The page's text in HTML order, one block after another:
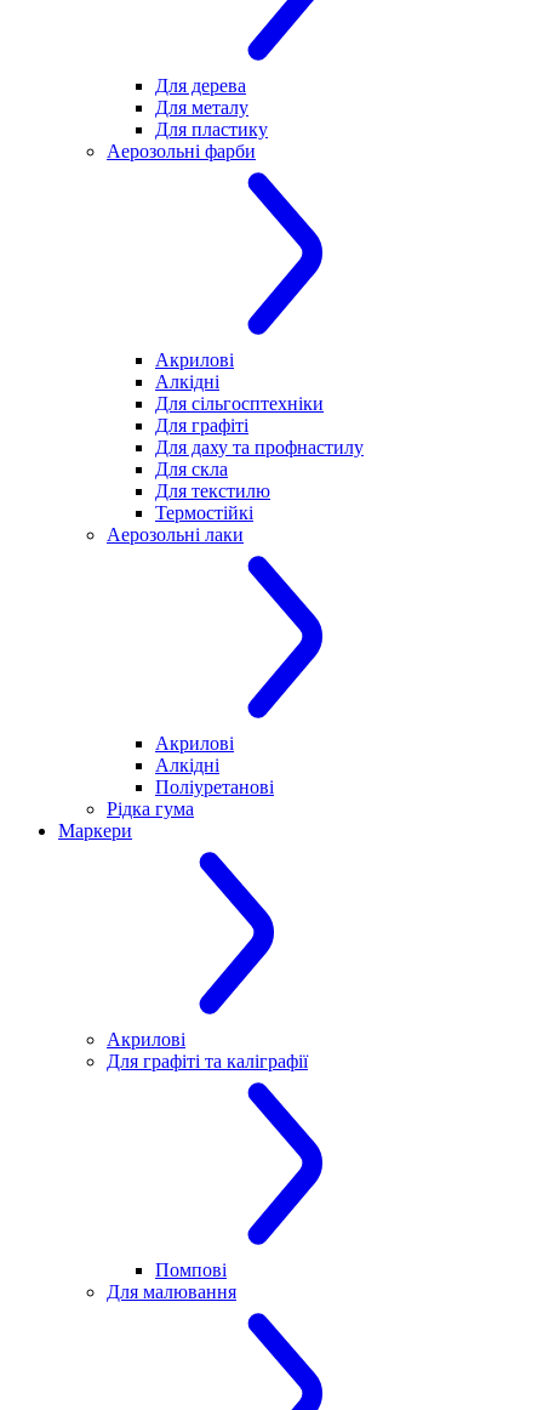
Для дерева
Для металу
Для пластику
Аерозольні фарби
Акрилові
Алкідні
Для cільгосптехніки
Для графіті
Для даху та профнастилу
Для скла
Для текстилю
Термостійкі
Аерозольні лаки
Акрилові
Алкідні
Поліуретанові
Рідка гума
Маркери
Акрилові
Для графіті та каліграфії
Помпові
Для малювання